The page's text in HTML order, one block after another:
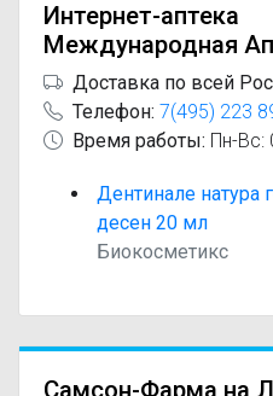
Интернет-аптека
Международная
Доставка по всей
Телефон: 7(495) 223
Время работы: Пн-Вс:
Дентинале натура
десен 20 мл
Биокосметикс
Самсон-Фарма на